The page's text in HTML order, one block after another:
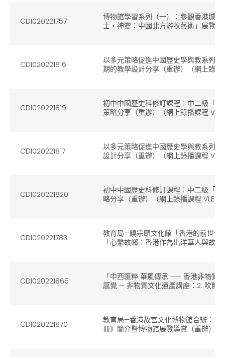
CDI020221757
博物館學習系列（一）：參觀香港城
士‧神靈：中國北方游牧藝術」展覽（
CDI020221816
以多元策略促進中國歷史學與教系列
期的教學設計分享（重辦）（網上錄
CDI020221819
初中中國歷史科修訂課程︰中二級「
策略分享（重辦）（網上錄播課程
CDI020221817
以多元策略促進中國歷史學與教系列
設計分享（重辦）（網上錄播課程
CDI020221820
初中中國歷史科修訂課程︰中二級「
略分享（重辦）（網上錄播課程 VLE
CDI020221783
教育局—饒宗頤文化館「香港的前世今
「心繫故鄉︰香港作為出洋華人與故
CDI020221865
「中西匯粹 華風傳承 —— 香港非物質
感覺 — 非物質文化遺產講座：2. 吹糖
CDI020221870
教育局—香港故宮文化博物館合辦：
冊》簡介暨博物館展覽導賞（重辦）AA